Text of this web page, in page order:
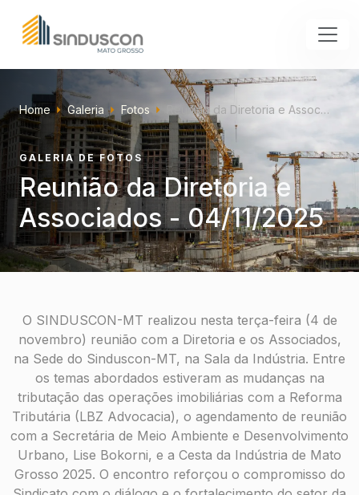
Home Galeria Fotos Reunião da Diretoria e Assoc…
GALERIA DE FOTOS
Reunião da Diretoria e
Associados - 04/11/2025
O SINDUSCON-MT realizou nesta terça-feira (4 de
novembro) reunião com a Diretoria e os Associados,
na Sede do Sinduscon-MT, na Sala da Indústria. Entre
os temas abordados estiveram as mudanças na
tributação das operações imobiliárias com a Reforma
Tributária (LBZ Advocacia), o agendamento de reunião
com a Secretária de Meio Ambiente e Desenvolvimento
Urbano, Lise Bokorni, e a Cesta da Indústria de Mato
Grosso 2025. O encontro reforçou o compromisso do